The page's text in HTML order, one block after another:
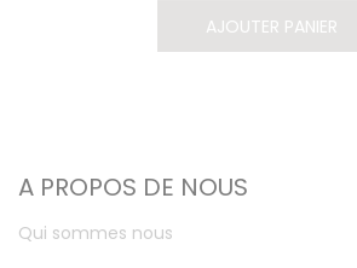
AJOUTER PANIER
A PROPOS DE NOUS
Qui sommes nous